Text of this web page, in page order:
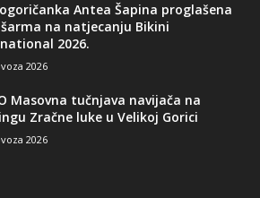
Antea Šapina proglašena
šarma na natjecanju Bikini
2026.
2026
Masovna tučnjava navijača na
Zračne luke u Velikoj Gorici
2026